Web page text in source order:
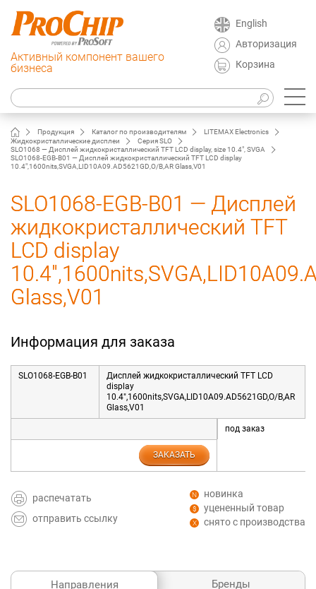
Активный компонент вашего
бизнеса
English
Авторизация
Корзина
Продукция Каталог по производителям
LITEMAX Electronics
Жидкокристаллические дисплеи
Серия SLO
SLO1068 — Дисплей жидкокристаллический TFT LCD display, size 10.4", SVGA
SLO1068-EGB-B01 — Дисплей жидкокристаллический TFT LCD display
10.4",1600nits,SVGA,LID10A09.AD5621GD,O/B,AR Glass,V01
Направления Бренды
SLO1068-EGB-B01 — Дисплей
жидкокристаллический TFT
LCD display
Glass,V01
Информация для заказа
SLO1068-EGB-B01
Дисплей жидкокристаллический TFT LCD
display
10.4",1600nits,SVGA,LID10A09.AD5621GD,O/B,AR
Glass,V01
под заказ
ЗАКАЗАТЬ
распечатать
отправить ссылку
новинка
уцененный товар
снято с производства